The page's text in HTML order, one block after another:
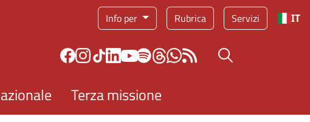
Info per Rubrica Servizi IT
Bottone cerca
Terza missione